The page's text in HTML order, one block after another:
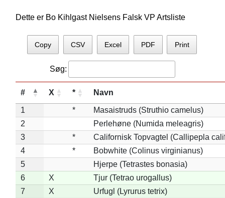
Dette er Bo Kihlgast Nielsens Falsk VP Artsliste
Copy CSV Excel PDF Print
Søg:
# X * Navn
1 *
Masaistruds (Struthio camelus)
2
Perlehøne (Numida meleagris)
3
*
Californisk Topvagtel (Callipepla
4
*
Bobwhite (Colinus virginianus)
5
Hjerpe (Tetrastes bonasia)
6
X
Tjur (Tetrao urogallus)
7
X
Urfugl (Lyrurus tetrix)